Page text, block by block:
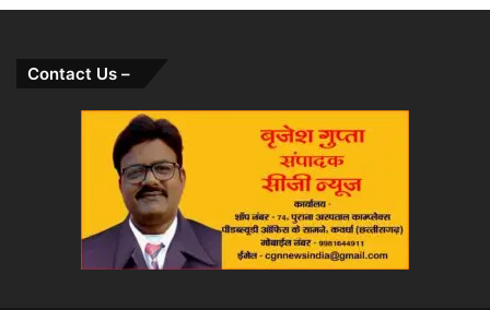
Contact Us –